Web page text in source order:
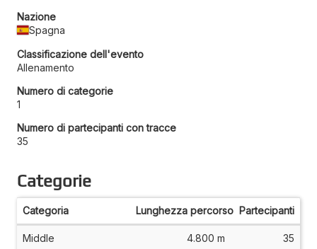
Nazione
Spagna
Classificazione dell'evento
Allenamento
Numero di categorie
1
Numero di partecipanti con tracce
35
Categorie
Categoria Lunghezza percorso Partecipanti
Middle 4.800 m 35